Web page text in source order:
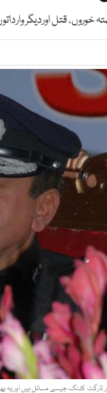
ٹارگٹ کلنگ جیسے مسائل ہیں اور